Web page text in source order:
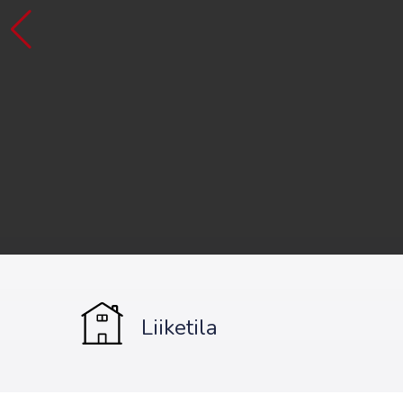
Liiketila